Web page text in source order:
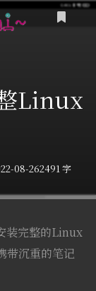
Linux
08-262491 字
装完整的Linux
带沉重的笔记